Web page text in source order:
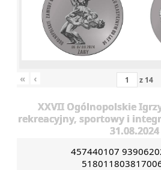
« ‹ z 14
XXVII Ogólnopolskie
rekreacyjny, sportowy i
31.08.2024
457440107